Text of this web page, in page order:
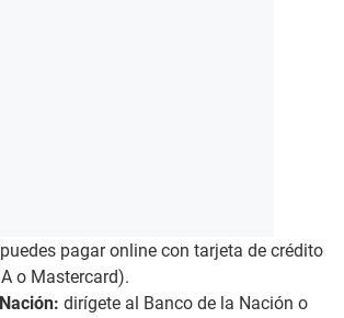
puedes pagar online con tarjeta de crédito
o Mastercard).
dirígete al Banco de la Nación o